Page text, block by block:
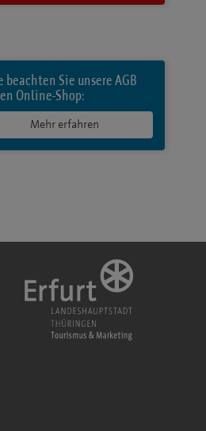
beachten Sie unsere AGB
Online-Shop:
Mehr erfahren